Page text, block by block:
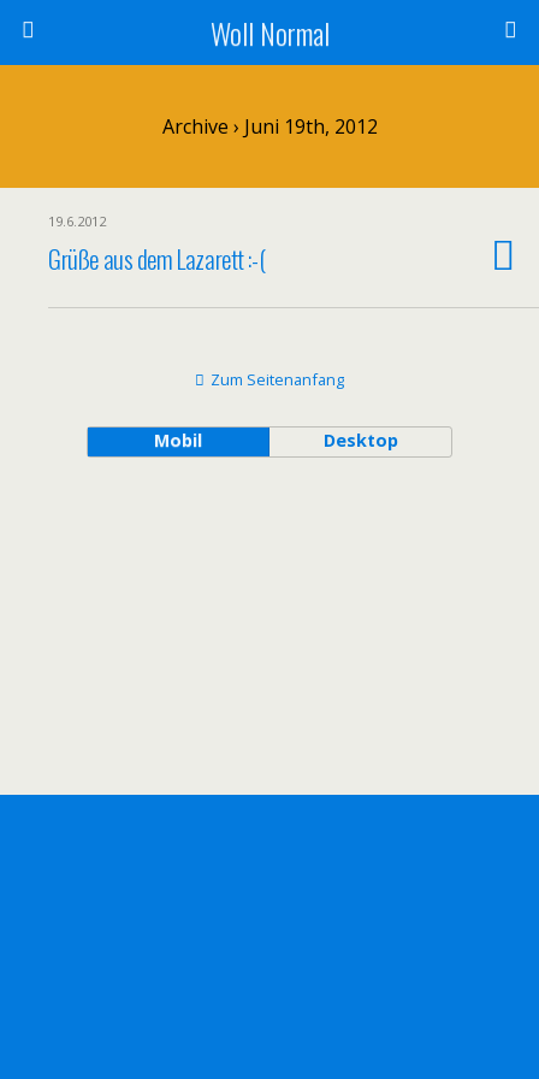
Woll Normal
Archive › Juni 19th, 2012
19.6.2012
Grüße aus dem Lazarett :-(
Zum Seitenanfang
Mobil Desktop